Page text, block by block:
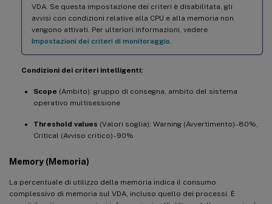
VDA. Se questa impostazione dei criteri è disabilitata, gli
avvisi con condizioni relative alla CPU e alla memoria non
vengono attivati. Per ulteriori informazioni, vedere
Impostazioni dei criteri di monitoraggio.
Condizioni dei criteri intelligenti:
Scope (Ambito): gruppo di consegna, ambito del sistema
operativo multisessione
Threshold values (Valori soglia): Warning (Avvertimento) - 80%,
Critical (Avviso critico) - 90%
Memory (Memoria)
La percentuale di utilizzo della memoria indica il consumo
complessivo di memoria sul VDA, incluso quello dei processi. È